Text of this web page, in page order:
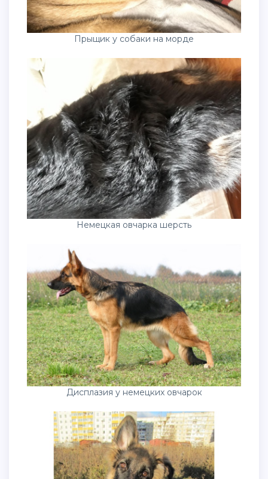
Прыщик у собаки на морде
Немецкая овчарка шерсть
Дисплазия у немецких овчарок